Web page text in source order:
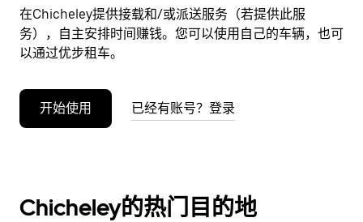
在Chicheley提供接载和/或派送服务（若提供此服
务），自主安排时间赚钱。您可以使用自己的车辆，也可
以通过优步租车。
开始使用 已经有账号？登录
Chicheley的热门目的地